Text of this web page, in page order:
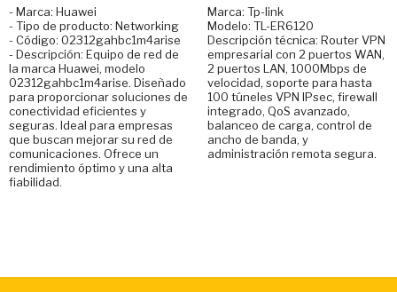
- Marca: Huawei
- Tipo de producto: Networking
- Código: 02312gahbc1m4arise
- Descripción: Equipo de red de
la marca Huawei, modelo
02312gahbc1m4arise. Diseñado
para proporcionar soluciones de
conectividad eficientes y
seguras. Ideal para empresas
que buscan mejorar su red de
comunicaciones. Ofrece un
rendimiento óptimo y una alta
fiabilidad.
Marca: Tp-link
Modelo: TL-ER6120
Descripción técnica: Router VPN
empresarial con 2 puertos WAN,
2 puertos LAN, 1000Mbps de
velocidad, soporte para hasta
100 túneles VPN IPsec, firewall
integrado, QoS avanzado,
balanceo de carga, control de
ancho de banda, y
administración remota segura.